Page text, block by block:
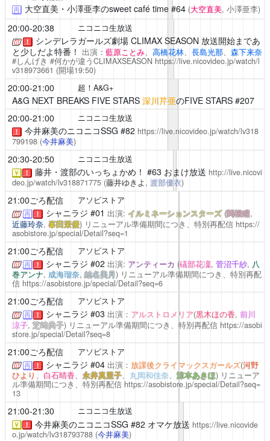
再 大空直美・小澤亜李のsweet café time#64 (大空直美, 小澤亜李)
20:00-20:38 ニコニコ生放送
！
シンデレラガールズ劇場 CLIMAX SEASON 放送開始まであ
と少しだよ特番！
出演： 藍原ことみ、 高橋花林、 長島光那、 森下来奈
#しんげき #何かが違うCLIMAXSEASON https://live.nicovideo.jp/watch/l
v318973661 (開場19:50)
20:00-21:00 超！A&G+
A&G NEXT BREAKS FIVE STARS 深川芹亜のFIVE STARS #207
20:00-21:00
ニコニコ生放送
！ 今井麻美のニコニコSSG #82 https://live.nicovideo.jp/watch/lv318
799198 (今井麻美)
20:30-20:50 ニコニコ生放送
￥ ！ 藤井・渡部のいっちょかめ！ #63 おまけ放送 http://live.nicovi
deo.jp/watch/lv318871775 (藤井ゆきよ, 渡部優衣)
21:00ごろ配信 アソビストア
再 ！ シャニラジ #01 出演: イルミネーションスターズ(関根瞳,
近藤玲奈,峯田茉優) リニューアル準備期間につき、特別再配信 https://
asobistore.jp/special/Detail?seq=1
21:00ごろ配信 アソビストア
再 ！ シャニラジ #02 出演: アンティーカ (礒部花凜, 菅沼千紗, 八
巻アンナ, 成海瑠奈,結名美月) リニューアル準備期間につき、特別再配
信 https://asobistore.jp/special/Detail?seq=6
21:00ごろ配信 アソビストア
再 ！ シャニラジ #03 出演： アルストロメリア(黒木ほの香, 前川
涼子,芝崎典子) リニューアル準備期間につき、特別再配信 https://asobi
store.jp/special/Detail?seq=8
21:00ごろ配信 アソビストア
再 ！ シャニラジ #04 出演： 放課後クライマックスガールズ(河野
ひより 、 白石晴香、 永井真里子、 丸岡和佳奈、涼本あきほ) リニューア
ル準備期間につき、特別再配信 https://asobistore.jp/special/Detail?seq=
13
21:00-21:30 ニコニコ生放送
￥ ！ 今井麻美のニコニコSSG #82 オマケ放送 https://live.nicovide
o.jp/watch/lv318793788 (今井麻美)